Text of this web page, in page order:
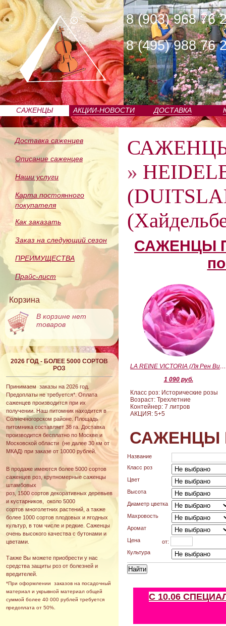
8 (903) 968 76
8 (495) 988 76
САЖЕНЦЫ
ПИТОМНИКА
АКЦИИ-НОВОСТИ ДОСТАВКА
Доставка саженцев
Описание саженцев
Наши услуги
Карта постоянного
покупателя
Как заказать
Заказ на следующий сезон
ПРЕИМУЩЕСТВА
Прайс-лист
Корзина
В корзине нет
товаров
2026 ГОД - БОЛЕЕ 5000 СОРТОВ
РОЗ
Принимаем заказы на 2026 год.
Предоплаты не требуется*. Оплата
саженцев производится при их
получении. Наш питомник находится в
Солнечногорском районе. Площадь
питомника составляет 38 га. Доставка
производится бесплатно по Москве и
Московской области (не далее 30 км от
МКАД) при заказе от 10000 рублей.
В продаже имеются более 5000 сортов
саженцев роз, крупномерные саженцы
штамбовых
роз, 1500 сортов декоративных деревьев
и кустарников, около 5000
сортов многолетних растений, а также
более 1000 сортов плодовых и ягодных
культур, в том числе и редкие. Саженцы
очень высокого качества с бутонами и
цветами.
Также Вы можете приобрести у нас
средства защиты роз от болезней и
вредителей.
*При оформлении заказов на посадочный
материал и укрывной материал общей
суммой более 40 000 рублей требуется
предоплата от 50%.
»
САЖЕНЦЫ
LA REINE VICTORIA (Ля Рен Виктория)
1 090 руб.
Класс роз: Исторические розы
Возраст: Трехлетние
Контейнер: 7 литров
АКЦИЯ: 5+5
САЖЕНЦЫ
Название
Класс роз
Цвет
Высота
Диаметр цветка
Махровость
Аромат
Цена
от:
Культура
С 10.06